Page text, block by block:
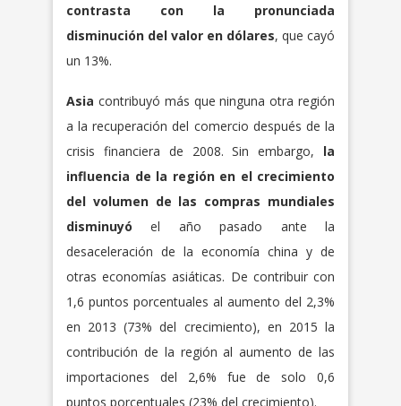
contrasta con la pronunciada
disminución del valor en dólares, que cayó
un 13%.
Asia contribuyó más que ninguna otra región
a la recuperación del comercio después de la
crisis financiera de 2008. Sin embargo, la
influencia de la región en el crecimiento
del volumen de las compras mundiales
disminuyó el año pasado ante la
desaceleración de la economía china y de
otras economías asiáticas. De contribuir con
1,6 puntos porcentuales al aumento del 2,3%
en 2013 (73% del crecimiento), en 2015 la
contribución de la región al aumento de las
importaciones del 2,6% fue de solo 0,6
puntos porcentuales (23% del crecimiento).